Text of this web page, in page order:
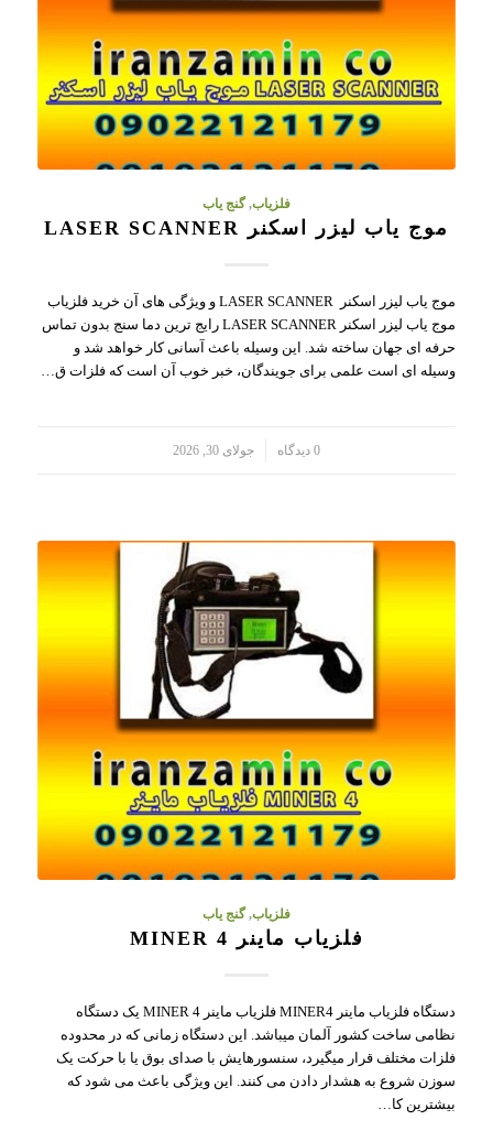
فلزیاب, گنج یاب
موج یاب لیزر اسکنر LASER SCANNER
موج یاب لیزر اسکنر LASER SCANNER و ویژگی های آن خرید فلزیاب
موج یاب لیزر اسکنر LASER SCANNER رایج ترین دما سنج بدون تماس
حرفه ای جهان ساخته شد. این وسیله باعث آسانی کار خواهد شد و
وسیله ای است علمی برای جویندگان، خبر خوب آن است که فلزات ق…
0 دیدگاه جولای 30, 2026
فلزیاب,گنج یاب
فلزیاب ماینر MINER 4
دستگاه فلزیاب ماینر MINER4 فلزیاب ماینر MINER 4 یک دستگاه
نظامی ساخت کشور آلمان میباشد. این دستگاه زمانی که در محدوده
فلزات مختلف قرار میگیرد، سنسورهایش با صدای بوق یا با حرکت یک
سوزن شروع به هشدار دادن می کنند. این ویژگی باعث می شود که
بیشترین کا…